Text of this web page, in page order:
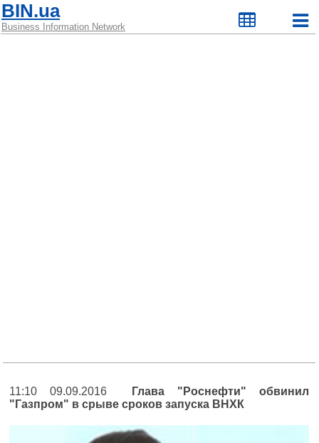
BIN.ua
Business Information Network
11:10 09.09.2016
Глава "Роснефти" обвинил
"Газпром" в срыве сроков запуска ВНХК